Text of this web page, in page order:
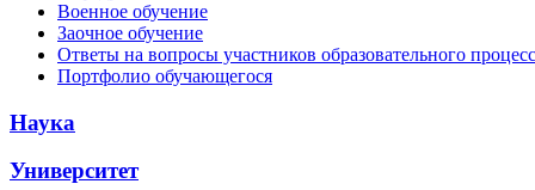
Военное обучение
Заочное обучение
Ответы на вопросы участников образовательного
Портфолио обучающегося
Наука
Университет